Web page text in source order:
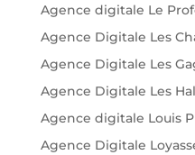
Agence digitale Le
Agence Digitale Les
Agence Digitale Les
Agence Digitale Les
Agence digitale Louis
Agence Digitale